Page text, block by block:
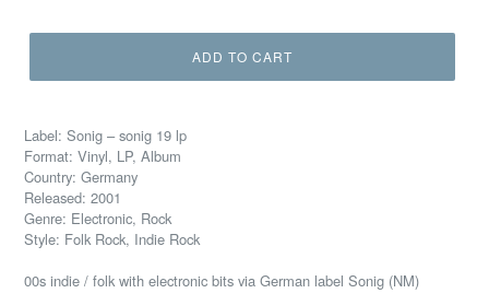
ADD TO CART
Label: Sonig – sonig 19 lp
Format: Vinyl, LP, Album
Country: Germany
Released: 2001
Genre: Electronic, Rock
Style: Folk Rock, Indie Rock
00s indie / folk with electronic bits via German label Sonig (NM)